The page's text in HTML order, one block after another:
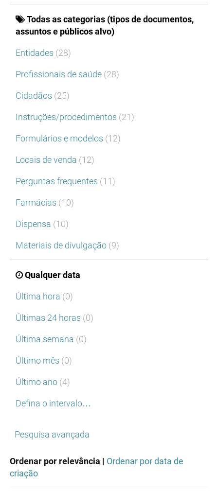
Todas as categorias (tipos de documentos,
assuntos e públicos alvo)
Entidades (28)
Profissionais de saúde (28)
Cidadãos (25)
Instruções/procedimentos (21)
Formulários e modelos (12)
Locais de venda (12)
Perguntas frequentes (11)
Farmácias (10)
Dispensa (10)
Materiais de divulgação (9)
Qualquer data
Última hora (0)
Últimas 24 horas (0)
Última semana (0)
Último mês (0)
Último ano (4)
Defina o intervalo…
Pesquisa avançada
Ordenar por relevância | Ordenar por data de
criação